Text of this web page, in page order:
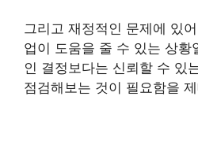
그리고 재정적인 문제에 있
업이 도움을 줄 수 있는 상황
인 결정보다는 신뢰할 수 있
점검해보는 것이 필요함을